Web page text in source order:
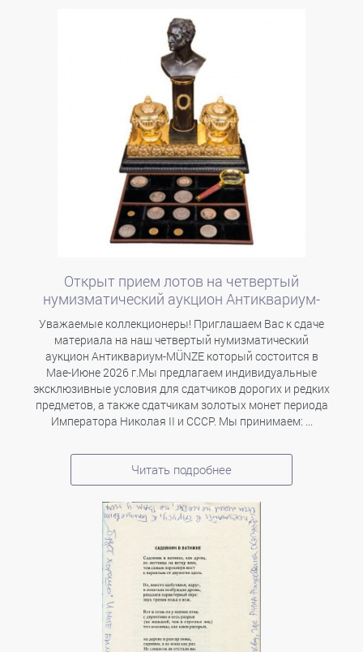
Открыт прием лотов на четвертый
нумизматический аукцион Антиквариум-
MÜNZE
Уважаемые коллекционеры! Приглашаем Вас к сдаче
материала на наш четвертый нумизматический
аукцион Антиквариум-MÜNZE который состоится в
Мае-Июне 2026 г.Мы предлагаем индивидуальные
эксклюзивные условия для сдатчиков дорогих и редких
предметов, а также сдатчикам золотых монет периода
Императора Николая II и СССР. Мы принимаем: ...
Читать подробнее